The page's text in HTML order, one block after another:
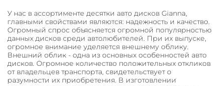
У нас в ассортименте десятки авто дисков Gianna,
главными свойствами являются: надежность и качество.
Огромный спрос объясняется огромной популярностью
данных дисков среди автолюбителей. При их выпуске,
огромное внимание уделяется внешнему облику.
Внешний облик - одна из основных особенностей авто
дисков. Огромное количество положительных откликов
от владельцев транспорта, свидетельствует о
разумности их приобретения. В изготовлении